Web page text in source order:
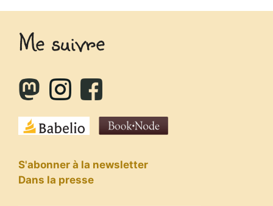
Me suivre
S'abonner à la newsletter
Dans la presse